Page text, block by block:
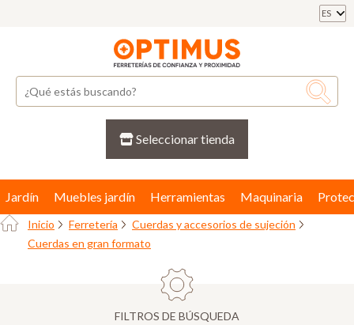
ES
Seleccionar tienda
Jardín Muebles jardín Herramientas Maquinaria
Inicio Ferretería
Cuerdas y accesorios de sujeción
Cuerdas en gran formato
FILTROS DE BÚSQUEDA